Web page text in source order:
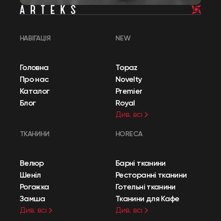
НАВІГАЦІЯ
Головна
Про нас
Каталог
Блог
NEW
Topaz
Novelty
Premier
Royal
Див. всі
ТКАНИНИ
Велюр
Шеніл
Рогожка
Замша
Див. всі
HORECA
Барні тканини
Ресторанні тканини
Готельні тканини
Тканини для Кафе
Див. всі